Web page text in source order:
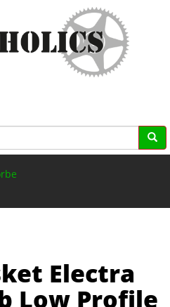
Electra
Low Profile